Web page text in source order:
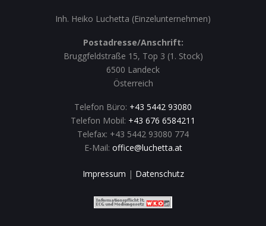
Inh. Heiko Luchetta (Einzelunternehmen)
Postadresse/Anschrift:
Bruggfeldstraße 15, Top 3 (1. Stock)
6500 Landeck
Österreich
Telefon Büro: +43 5442 93080
Telefon Mobil: +43 676 6584211
Telefax: +43 5442 93080 774
E-Mail: office@luchetta.at
Impressum | Datenschutz